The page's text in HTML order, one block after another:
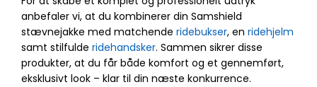
anbefaler vi, at du kombinerer din Samshield
stævnejakke med matchende ridebukser, en ridehjelm
samt stilfulde ridehandsker. Sammen sikrer disse
produkter, at du får både komfort og et gennemført,
eksklusivt look – klar til din næste konkurrence.